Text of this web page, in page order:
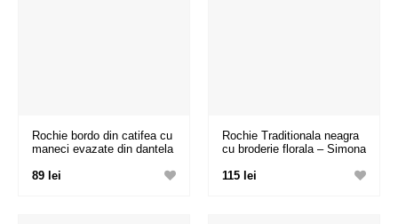
Rochie bordo din catifea cu
maneci evazate din dantela
89 lei
Rochie Traditionala neagra
cu broderie florala – Simona
115 lei